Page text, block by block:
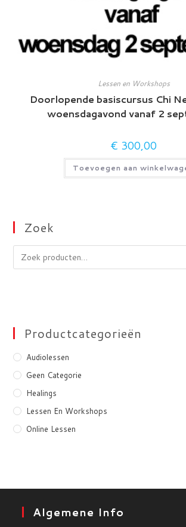
Lessen en Workshops
Doorlopende basiscursus Chi
woensdagavond vanaf 2
€ 300,00
Toevoegen aan
Zoek
Productcategorieën
Audiolessen
Geen Categorie
Healings
Lessen En Workshops
Online Lessen
Algemene Info